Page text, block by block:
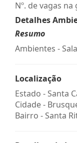
Nº. de vagas na
Detalhes
Resumo
Ambientes - Sala
Localização
Estado -Santa
Cidade -
Bairro -Santa